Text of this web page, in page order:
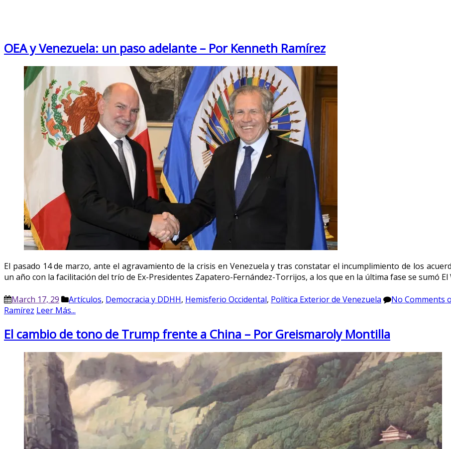
OEA y Venezuela: un paso adelante – Por Kenneth Ramírez
El pasado 14 de marzo, ante el agravamiento de la crisis en Venezuela y tras constatar el incumplimiento de los
un año con la facilitación del trío de Ex-Presidentes Zapatero-Fernández-Torrijos, a los que en la última fase se sumó
March 17, 29 Artículos, Democracia y DDHH, Hemisferio Occidental, Política Exterior de Venezuela No Comments
Ramírez Leer Más...
El cambio de tono de Trump frente a China – Por Greismaroly Montilla